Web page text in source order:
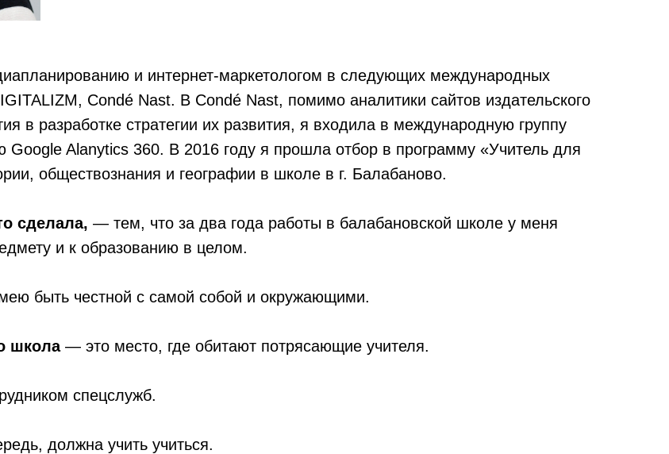
и интернет-маркетологом в следующих международных
Condé Nast. В Condé Nast, помимо аналитики сайтов издательского
в разработке стратегии их развития, я входила в международную группу
Google Alanytics 360. В 2016 году я прошла отбор в программу «Учитель для
обществознания и географии в школе в г. Балабаново.
сделала, — тем, что за два года работы в балабановской школе у меня
и к образованию в целом.
быть честной с самой собой и окружающими.
школа— это место, где обитают потрясающие учителя.
спецслужб.
должна учить учиться.